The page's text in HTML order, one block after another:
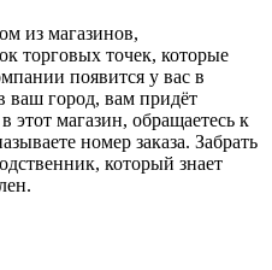
из магазинов,
торговых точек, которые
появится у вас в
ваш город, вам придёт
этот магазин, обращаетесь к
номер заказа. Забрать
который знает